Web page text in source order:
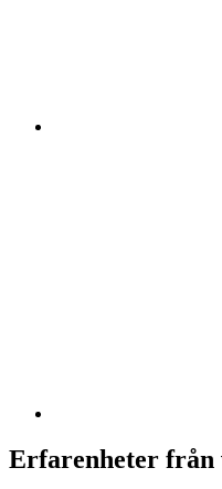
Erfarenheter från